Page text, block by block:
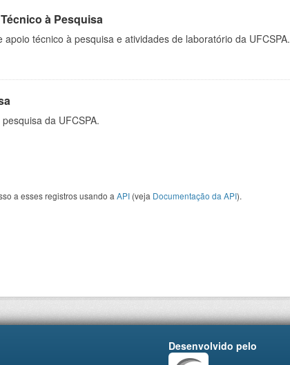
à Pesquisa
apoio técnico à pesquisa e atividades de laboratório da UFCSPA.
da UFCSPA.
a esses registros usando a API (veja Documentação da API).
Desenvolvido pelo